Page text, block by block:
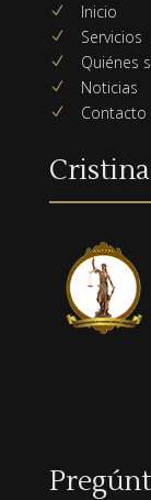
N Inicio
N Servicios
N Quiénes
N Noticias
N Contacto